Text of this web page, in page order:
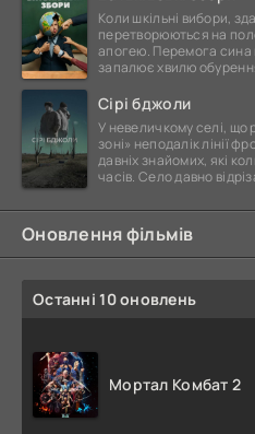
Коли шкільні вибори,
перетворюються на
апогею. Перемога сина
запалює хвилю
Сірі бджоли
У невеличкому селі, що
зоні» неподалік лінії
давніх знайомих, які
часів. Село давно
Оновлення фільмів
Останні 10 оновлень
Мортал Комбат 2